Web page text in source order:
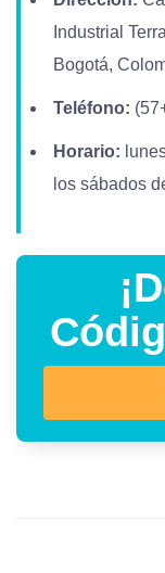
Industrial
Bogotá,
Teléfono:
Horario:
los sábados